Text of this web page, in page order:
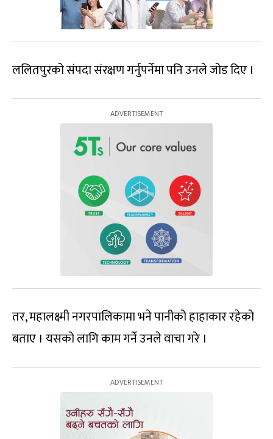
ललितपुरको संपदा संरक्षण गर्नुपर्नेमा पनि उनले जोड दिए ।
तर, महालक्ष्मी नगरपालिकामा भने पानीको हाहाकार रहेको
बताए । यसको लागि काम गर्ने उनले वाचा गरे ।